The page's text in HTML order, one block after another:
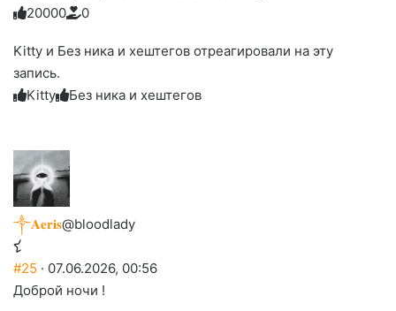
Голосуйте
вверх.
2
Нажмите
реакцию:
улыбаюсь
0
Нажмите
реакцию:
до
слез
0
Нажмите
реакцию:
0
Нажмите
реакцию:
0
Нажмите
благодарю
0
Kitty и Без ника и хештегов отреагировали на эту
запись.
Kitty
Без ника и хештегов
༒︎𝐀𝐞𝐫𝐢𝐬@bloodlady
#25 · 07.06.2026, 00:56
Доброй ночи !